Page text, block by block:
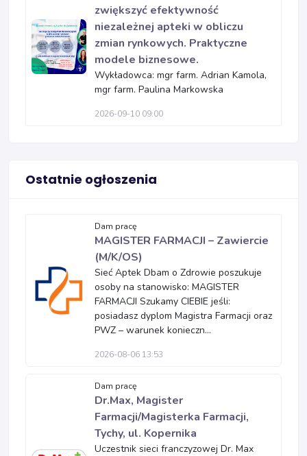
zwiększyć efektywność
niezależnej apteki w obliczu
zmian rynkowych. Praktyczne
modele biznesowe.
Wykładowca: mgr farm. Adrian Kamola,
mgr farm. Paulina Markowska
2026-09-10 09:00
Ostatnie ogłoszenia
Dam pracę
MAGISTER FARMACJI – Zawiercie
(M/K/OS)
Sieć Aptek Dbam o Zdrowie poszukuje
osoby na stanowisko: MAGISTER
FARMACJI Szukamy CIEBIE jeśli:
posiadasz dyplom Magistra Farmacji oraz
PWZ – warunek konieczn...
2026-08-06 13:53
Dam pracę
Dr.Max, Magister
Farmacji/Magisterka Farmacji,
Tychy, ul. Kopernika
Uczestnik sieci franczyzowej Dr. Max